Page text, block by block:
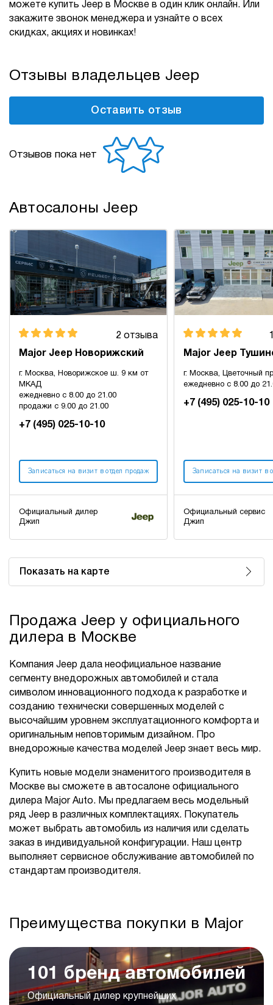
можете купить Jeep в Москве в один клик онлайн. Или
закажите звонок менеджера и узнайте о всех
скидках, акциях и новинках!
Отзывы владельцев Jeep
Оставить отзыв
Отзывов пока нет
Показать на карте
Автосалоны Jeep
2 отзыва
Major Jeep Новорижский
г. Москва, Новорижское ш. 9 км от
МКАД
ежедневно с 8.00 до 21.00
продажи с 9.00 до 21.00
+7 (495) 025-10-10
Записаться на визит в отдел продаж
Официальный дилер
Джип
Major Jeep
г. Москва, Цветочный
ежедневно с 8.00 до
+7 (495) 025-10-10
Записаться на визит в
Официальный сервис
Джип
Продажа Jeep у официального
дилера в Москве
Компания Jeep дала неофициальное название
сегменту внедорожных автомобилей и стала
символом инновационного подхода к разработке и
созданию технически совершенных моделей с
высочайшим уровнем эксплуатационного комфорта и
оригинальным неповторимым дизайном. Про
внедорожные качества моделей Jeep знает весь мир.
Купить новые модели знаменитого производителя в
Москве вы сможете в автосалоне официального
дилера Major Auto. Мы предлагаем весь модельный
ряд Jeep в различных комплектациях. Покупатель
может выбрать автомобиль из наличия или сделать
заказ в индивидуальной конфигурации. Наш центр
выполняет сервисное обслуживание автомобилей по
стандартам производителя.
Преимущества покупки в Major
101 бренд автомобилей
Официальный дилер крупнейших